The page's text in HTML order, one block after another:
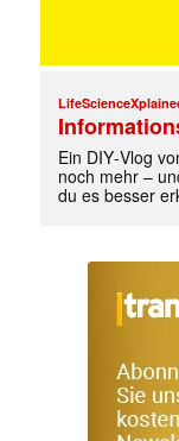
Mit
jede
E-
(erforderlich)
Ein DIY‑Vlog
noch mehr –
du es besser